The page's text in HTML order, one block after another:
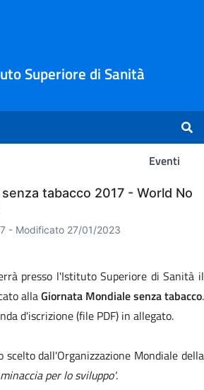
Superiore di Sanità
Eventi
tabacco 2017 - World No
- Modificato 27/01/2023
presso l'Istituto Superiore di Sanità il
allaGiornata Mondiale senza tabacco.
d'iscrizione (file PDF) in allegato.
scelto dall'Organizzazione Mondiale della
per lo sviluppo'.